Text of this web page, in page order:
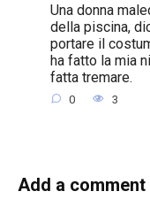
Una donna
della piscina,
portare il
ha fatto la mia
fatta tremare.
0 3
Add a comment